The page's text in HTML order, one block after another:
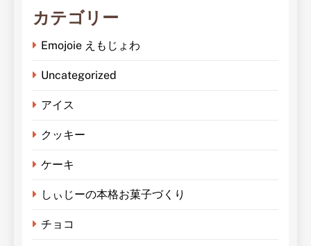
カテゴリー
Emojoie えもじょわ
Uncategorized
アイス
クッキー
ケーキ
しぃじーの本格お菓子づくり
チョコ